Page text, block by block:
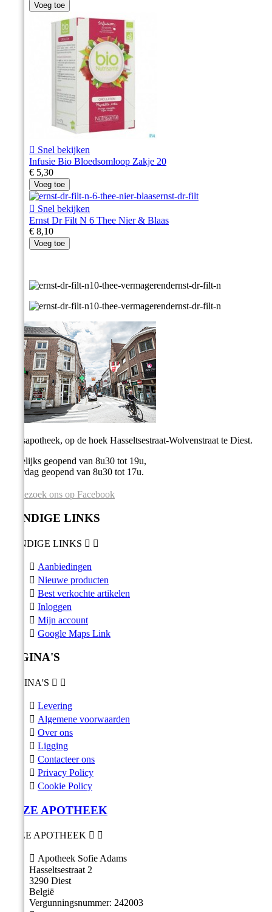
Voeg toe
 Snel bekijken
Infusie Bio Bloedsomloop Zakje 20
€ 5,30
Voeg toe
 Snel bekijken
Ernst Dr Filt N 6 Thee Nier & Blaas
€ 8,10
Voeg toe
Stadsapotheek, op de hoek Hasseltsestraat-Wolvenstraat te Diest.
Dagelijks geopend van 8u30 tot 19u,
Zaterdag geopend van 8u30 tot 17u.
Bezoek ons op Facebook
HANDIGE LINKS
HANDIGE LINKS  
 Aanbiedingen
 Nieuwe producten
 Best verkochte artikelen
 Inloggen
 Mijn account
 Google Maps Link
PAGINA'S
PAGINA'S  
 Levering
 Algemene voorwaarden
 Over ons
 Ligging
 Contacteer ons
 Privacy Policy
 Cookie Policy
ONZE APOTHEEK
ONZE APOTHEEK  
 Apotheek Sofie Adams
Hasseltsestraat 2
3290 Diest
België
Vergunningsnummer: 242003